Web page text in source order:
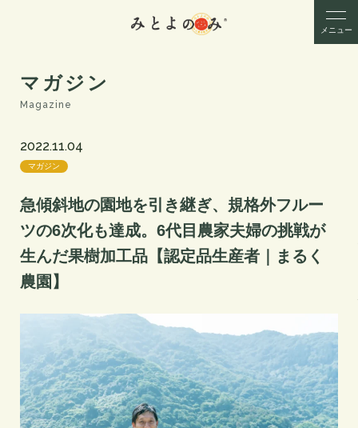
メニュー
マガジン
Magazine
2022.11.04
マガジン
急傾斜地の園地を引き継ぎ、規格外フルー
ツの6次化も達成。6代目農家夫婦の挑戦が
生んだ果樹加工品【認定品生産者｜まるく
農園】